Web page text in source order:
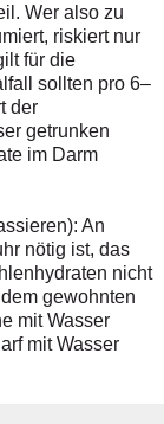
Wer also zu
riskiert nur
für die
sollten pro 6–
der
getrunken
im Darm
An
nötig ist, das
nicht
gewohnten
mit Wasser
mit Wasser